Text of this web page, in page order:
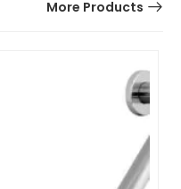
More Products